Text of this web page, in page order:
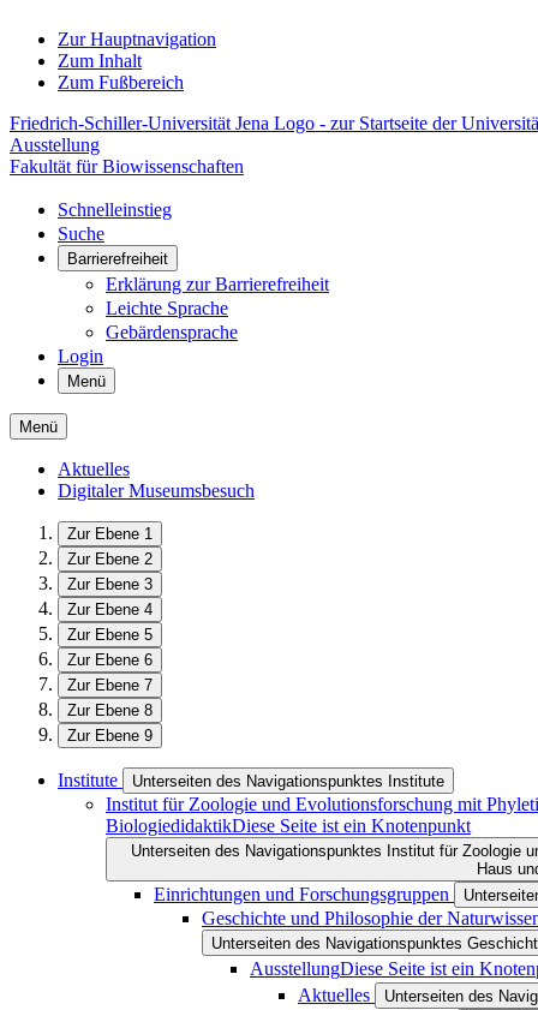
Zur Hauptnavigation
Zum Inhalt
Zum Fußbereich
Friedrich-Schiller-Universität Jena Logo - zur Startseite der
Ausstellung
Fakultät für Biowissenschaften
Schnelleinstieg
Suche
Barrierefreiheit
Erklärung zur Barrierefreiheit
Leichte Sprache
Gebärdensprache
Login
Menü
Menü
Aktuelles
Digitaler Museumsbesuch
Zur Ebene 1
Zur Ebene 2
Zur Ebene 3
Zur Ebene 4
Zur Ebene 5
Zur Ebene 6
Zur Ebene 7
Zur Ebene 8
Zur Ebene 9
Institute Unterseiten des Navigationspunktes Institute
Institut für Zoologie und Evolutionsforschung mit
BiologiedidaktikDiese Seite ist ein Knotenpunkt
Unterseiten des Navigationspunktes Institut für Zoologie
Haus
Einrichtungen und Forschungsgruppen
Geschichte und Philosophie der
Unterseiten des Navigationspunktes
AusstellungDiese Seite ist ein
Aktuelles
Unterseiten des